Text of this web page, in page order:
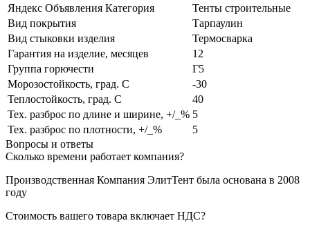
Яндекс Объявления Категория
Тенты строительные
Вид покрытия
Тарпаулин
Вид стыковки изделия
Термосварка
Гарантия на изделие, месяцев
12
Группа горючести
Г5
Морозостойкость, град. С
-30
Теплостойкость, град. С
40
Тех. разброс по длине и ширине, +/_% 5
Тех. разброс по плотности, +/_%
5
Вопросы и ответы
Сколько времени работает компания?
Производственная Компания ЭлитТент была основана в 2008
году
Стоимость вашего товара включает НДС?